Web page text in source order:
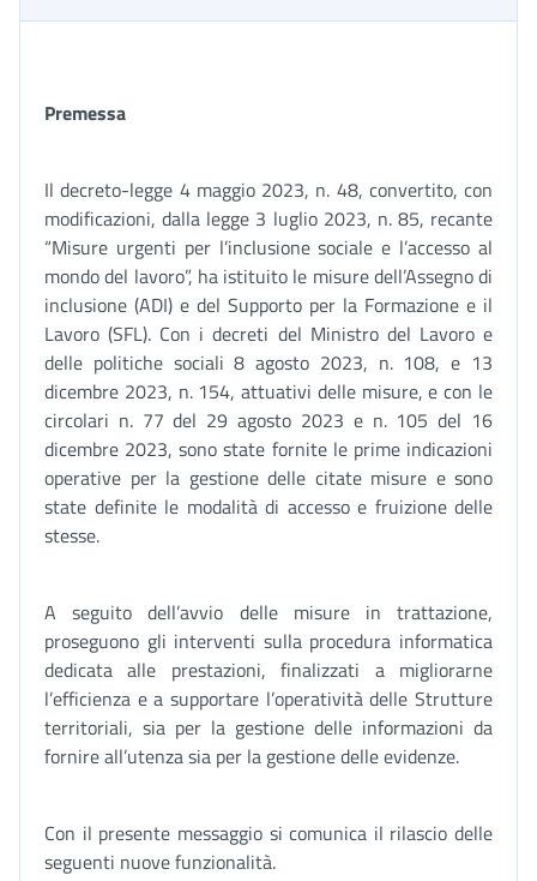
Premessa
Il decreto-legge 4 maggio 2023, n. 48, convertito, con
modificazioni, dalla legge 3 luglio 2023, n. 85, recante
“Misure urgenti per l’inclusione sociale e l’accesso al
mondo del lavoro”, ha istituito le misure dell’Assegno di
inclusione (ADI) e del Supporto per la Formazione e il
Lavoro (SFL). Con i decreti del Ministro del Lavoro e
delle politiche sociali 8 agosto 2023, n. 108, e 13
dicembre 2023, n. 154, attuativi delle misure, e con le
circolari n. 77 del 29 agosto 2023 e n. 105 del 16
dicembre 2023, sono state fornite le prime indicazioni
operative per la gestione delle citate misure e sono
state definite le modalità di accesso e fruizione delle
stesse.
A seguito dell’avvio delle misure in trattazione,
proseguono gli interventi sulla procedura informatica
dedicata alle prestazioni, finalizzati a migliorarne
l’efficienza e a supportare l’operatività delle Strutture
territoriali, sia per la gestione delle informazioni da
fornire all’utenza sia per la gestione delle evidenze.
Con il presente messaggio si comunica il rilascio delle
seguenti nuove funzionalità.